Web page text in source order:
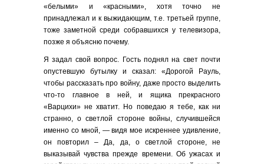
«белыми» и «красными», хотя точно не
принадлежал и к выжидающим, т.е. третьей группе,
тоже заметной среди собравшихся у телевизора,
позже я объясню почему.
Я задал свой вопрос. Гость поднял на свет почти
опустевшую бутылку и сказал: «Дорогой Рауль,
чтобы рассказать про войну, даже просто выделить
что-то главное в ней, и ящика прекрасного
«Варцихи» не хватит. Но поведаю я тебе, как ни
странно, о светлой стороне войны, случившейся
именно со мной, — видя мое искреннее удивление,
он повторил – Да, да, о светлой стороне, не
выказывай чувства прежде времени. Об ужасах и